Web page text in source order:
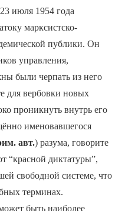
июля 1954 года
марксистско-
публики. Он
управления,
были черпать из него
для вербовки новых
проникнуть внутрь его
именовавшегося
авт.) разума, говорите
“красной диктатуры”,
свободной системе, что
терминах.
быть наиболее